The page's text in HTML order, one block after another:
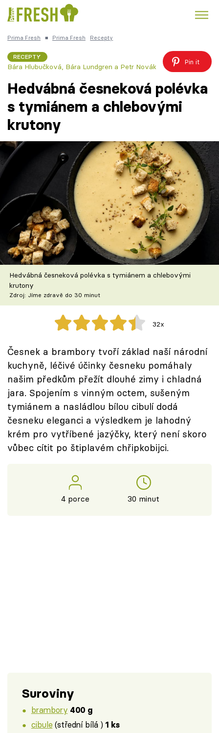
Česká kuchyně Čokoláda
Témata
Recepty
Články
TV Program
Škola vaření
Recepty z TV
Speciál: Cuketa
Těhotnej kuchař
Sledujte prima+
Přihlášení
Sledujte nás
Prima Fresh ■ Prima Fresh Recepty
RECEPTY
Bára Hlubučková, Bára Lundgren a Petr Novák
Pin it
Hedvábná česneková polévka
s tymiánem a chlebovými
krutony
Hedvábná česneková polévka s tymiánem a chlebovými
krutony
Zdroj: Jíme zdravě do 30 minut
32x
Česnek a brambory tvoří základ naší národní
kuchyně, léčivé účinky česneku pomáhaly
našim předkům přežít dlouhé zimy i chladná
jara. Spojením s vinným octem, sušeným
tymiánem a nasládlou bílou cibulí dodá
česneku eleganci a výsledkem je lahodný
krém pro vytříbené jazýčky, který není skoro
vůbec cítit po štiplavém chřipkobijci.
4 porce 30 minut
Suroviny
brambory 400 g
cibule (střední bílá ) 1 ks